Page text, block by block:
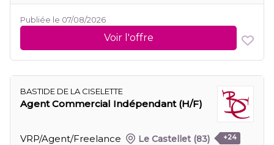
Publiée le 07/08/2026
Voir l'offre
BASTIDE DE LA CISELETTE
Agent Commercial Indépendant (H/F)
VRP/Agent/Freelance Le Castellet (83) +24